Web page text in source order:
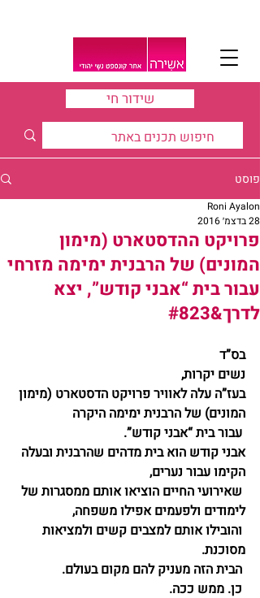
שידור חי
פוסט
פרויקט ההדסטארט (מימון
המונים) של הרבנית ימימה מזרחי
עבור בית “אבני קודש”, יצא
לדרך&#823
Roni Ayalon
28 בדצמ׳ 2016
בס”ד
נשים יקרות,
בעז”ה עלה לאוויר פרויקט הדסטארט (מימון
המונים) של הרבנית ימימה היקרה
אבני קודש הוא בית מדהים שהרבנית ובעלה
הקימו עבור נערים,
שאירועי החיים הוציאו אותם ממסגרות של
לימודים ולפעמים אפילו משפחה,
והובילו אותם למצבים קשים ולמציאות
מסוכנת.